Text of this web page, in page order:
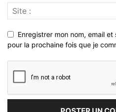
Enregistrer mon nom, email
pour la prochaine fois que je